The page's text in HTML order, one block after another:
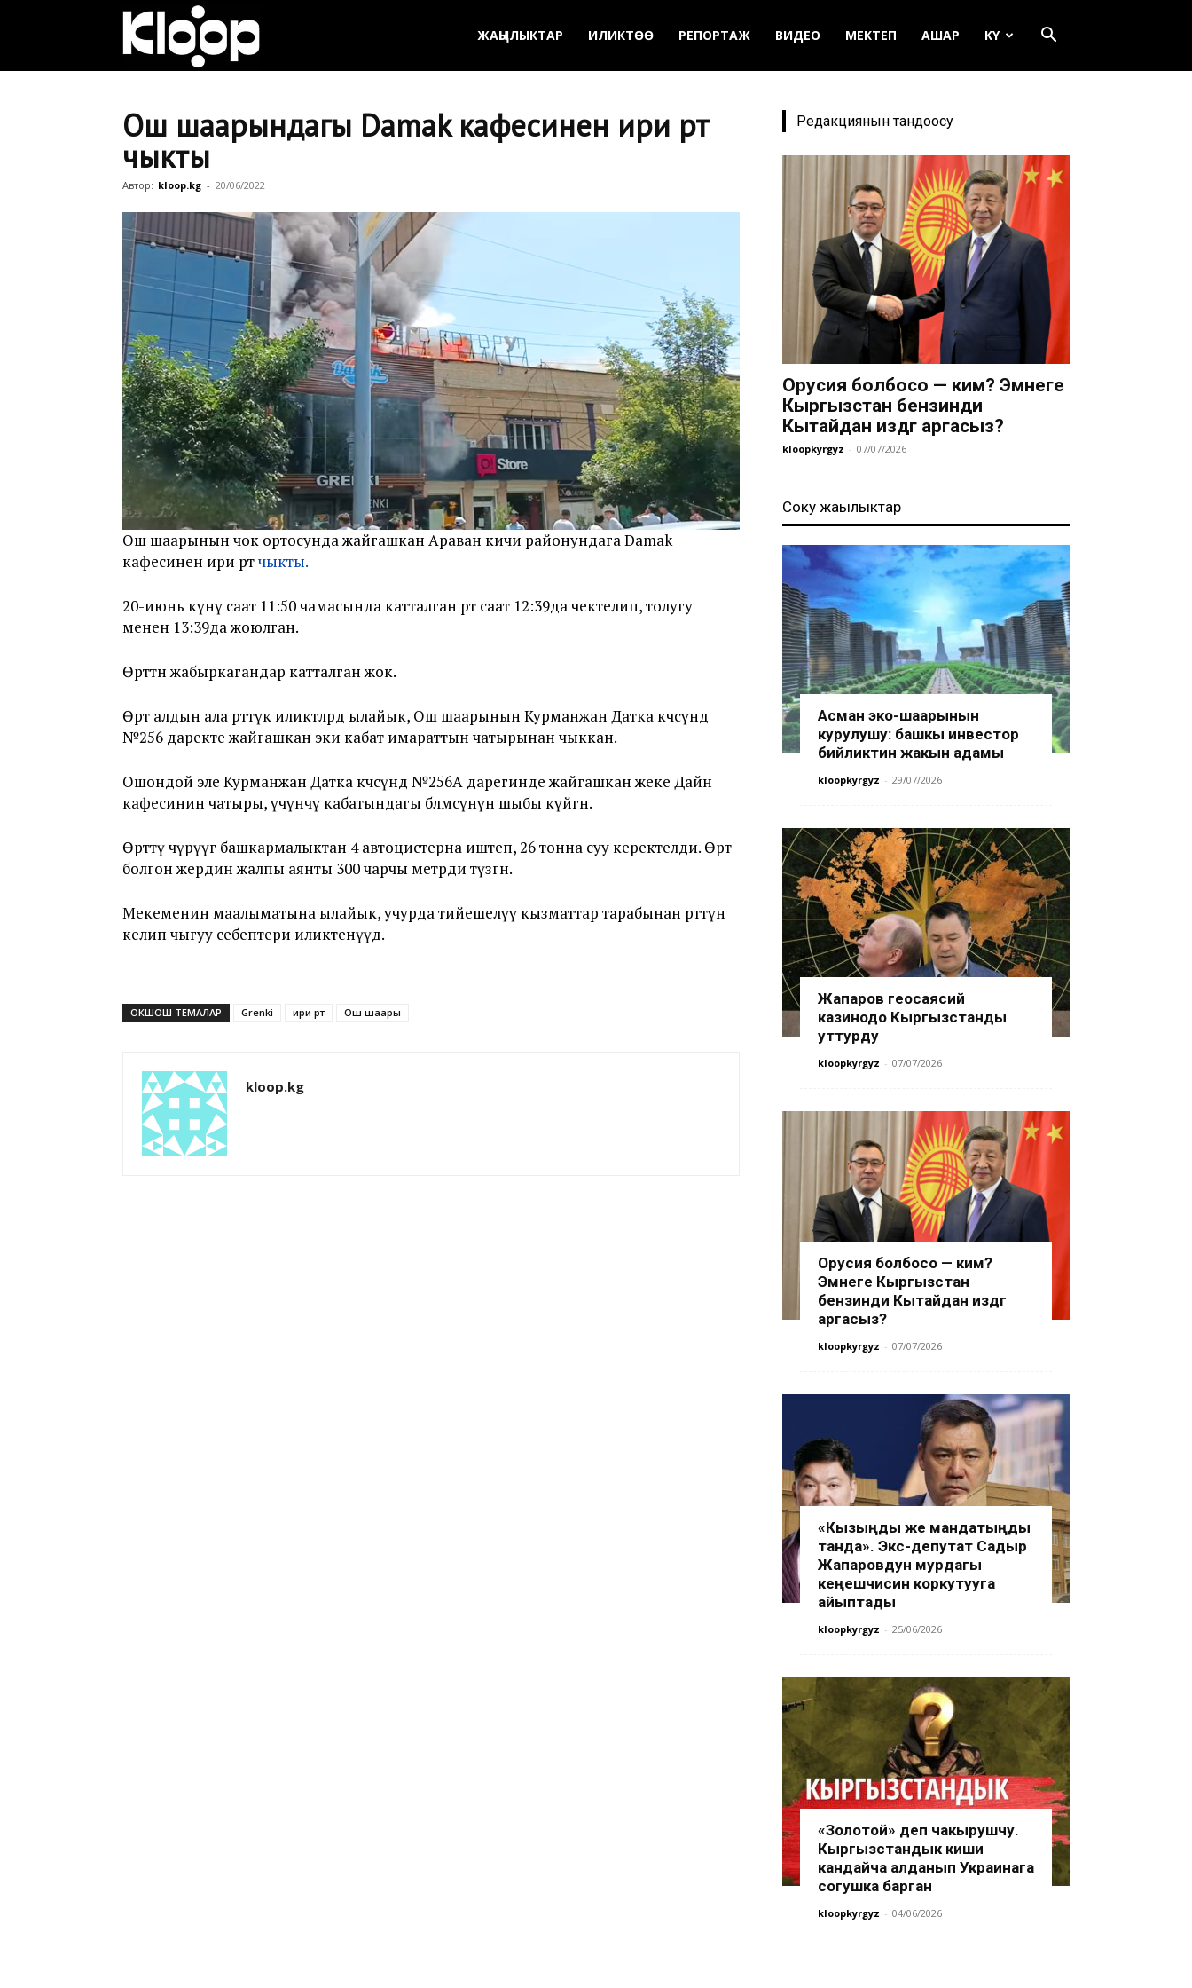
Кыргызстан
жаңылыктары
ЖАҢЫЛЫКТАР ИЛИКТӨӨ РЕПОРТАЖ ВИДЕО МЕКТЕП АШАР KY
Ош шаарындагы Damak кафесинен ири өрт
чыкты
Автор: kloop.kg - 20/06/2022
Ош шаарынын чок ортосунда жайгашкан Араван кичи районундага Damak
кафесинен ири өртчыкты.
20-июнь күнү саат 11:50 чамасында катталган өрт саат 12:39да чектелип, толугу
менен 13:39да жоюлган.
Өрттөн жабыркагандар катталган жок.
Өрт алдын ала өрттүк иликтөөлөрдө ылайык, Ош шаарынын Курманжан Датка көчөсүндө
№256 даректе жайгашкан эки кабат имараттын чатырынан чыккан.
Ошондой эле Курманжан Датка көчөсүндө №256А дарегинде жайгашкан жеке Дайн
кафесинин чатыры, үчүнчү кабатындагы бөлмөсүнүн шыбы күйгөн.
Өрттү өчүрүүгө башкармалыктан 4 автоцистерна иштеп, 26 тонна суу керектелди. Өрт
болгон жердин жалпы аянты 300 чарчы метрди түзгөн.
Мекеменин маалыматына ылайык, учурда тийешелүү кызматтар тарабынан өрттүн
келип чыгуу себептери иликтенүүдө.
ОКШОШ ТЕМАЛАР Grenki ири өрт Ош шаары
kloop.kg
Редакциянын тандоосу
Орусия болбосо — ким? Эмнеге
Кыргызстан бензинди
Кытайдан издөөгө аргасыз?
kloopkyrgyz - 07/07/2026
Соңку жаңылыктар
Асман эко-шаарынын
курулушу: башкы инвестор
бийликтин жакын адамы
kloopkyrgyz - 29/07/2026
Жапаров геосаясий
казинодо Кыргызстанды
уттурду
kloopkyrgyz - 07/07/2026
Орусия болбосо — ким?
Эмнеге Кыргызстан
бензинди Кытайдан издөөгө
аргасыз?
kloopkyrgyz - 07/07/2026
«Кызыңды же мандатыңды
танда». Экс-депутат Садыр
Жапаровдун мурдагы
кеңешчисин коркутууга
айыптады
kloopkyrgyz - 25/06/2026
«Золотой» деп чакырушчу.
Кыргызстандык киши
кандайча алданып Украинага
согушка барган
kloopkyrgyz - 04/06/2026